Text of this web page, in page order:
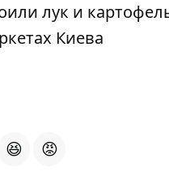
лук и
Киева
😆 😡